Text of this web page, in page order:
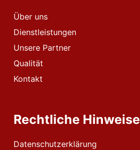
Über uns
Dienstleistungen
Unsere Partner
Qualität
Kontakt
Rechtliche Hinweise
Datenschutzerklärung